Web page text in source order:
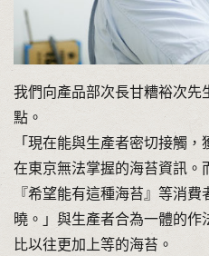
我們向產品部次長甘糟裕次先
點。
「現在能與生產者密切接觸
在東京無法掌握的海苔資訊。
『希望能有這種海苔』等消
曉。」與生產者合為一體的作
比以往更加上等的海苔。